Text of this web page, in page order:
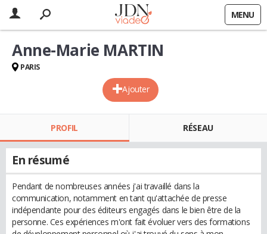
MENU
Ajouter
Anne-Marie MARTIN
PARIS
PROFIL RÉSEAU
En résumé
Pendant de nombreuses années j'ai travaillé dans la
communication, notamment en tant qu'attachée de presse
indépendante pour des éditeurs engagés dans le bien être de la
personne. Ces expériences m'ont fait évoluer vers des formations